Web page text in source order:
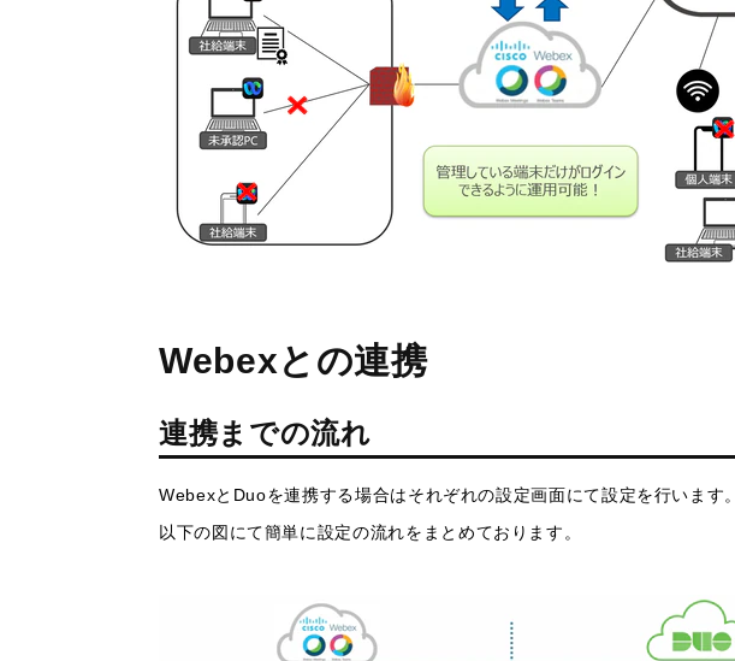
Webexとの連携
連携までの流れ
WebexとDuoを連携する場合はそれぞれの設定画面にて設定を行います。
以下の図にて簡単に設定の流れをまとめております。